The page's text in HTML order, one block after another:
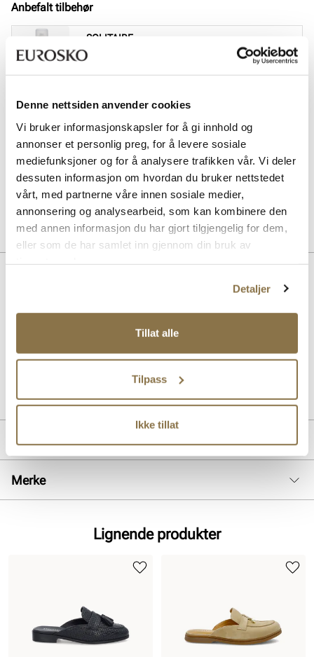
Denne nettsiden anvender cookies
Vi bruker informasjonskapsler for å gi innhold og
annonser et personlig preg, for å levere sosiale
mediefunksjoner og for å analysere trafikken vår. Vi deler
dessuten informasjon om hvordan du bruker nettstedet
vårt, med partnerne våre innen sosiale medier,
annonsering og analysearbeid, som kan kombinere den
med annen informasjon du har gjort tilgjengelig for dem,
eller som de har samlet inn gjennom din bruk av
Detaljer
Tillat alle
Tilpass
Ikke tillat
Anbefalt tilbehør
SOLITAIRE
Magic Protector impregneringsspray
Pris
SOLITAIRE
Pris
99,-
SOLITAIRE
Sneaker Magic cleaning sett
Pris
229,-
Komfortabel og skinnfòret slip-in mokasin i mykt premium skinn
med lekre detaljer. Modellen har en komfortabel og fleksibel såle
Produktdetaljer
For:Skinn
Hælhøyde:20 mm
Merke
Lignende produkter